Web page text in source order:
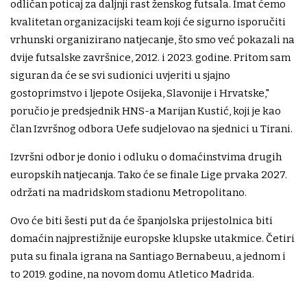
odličan poticaj za daljnji rast ženskog futsala. Imat ćemo
kvalitetan organizacijski team koji će sigurno isporučiti
vrhunski organizirano natjecanje, što smo već pokazali na
dvije futsalske završnice, 2012. i 2023. godine. Pritom sam
siguran da će se svi sudionici uvjeriti u sjajno
gostoprimstvo i ljepote Osijeka, Slavonije i Hrvatske,"
poručio je predsjednik HNS-a Marijan Kustić, koji je kao
član Izvršnog odbora Uefe sudjelovao na sjednici u Tirani.
Izvršni odbor je donio i odluku o domaćinstvima drugih
europskih natjecanja. Tako će se finale Lige prvaka 2027.
održati na madridskom stadionu Metropolitano.
Ovo će biti šesti put da će španjolska prijestolnica biti
domaćin najprestižnije europske klupske utakmice. Četiri
puta su finala igrana na Santiago Bernabeuu, a jednom i
to 2019. godine, na novom domu Atletico Madrida.